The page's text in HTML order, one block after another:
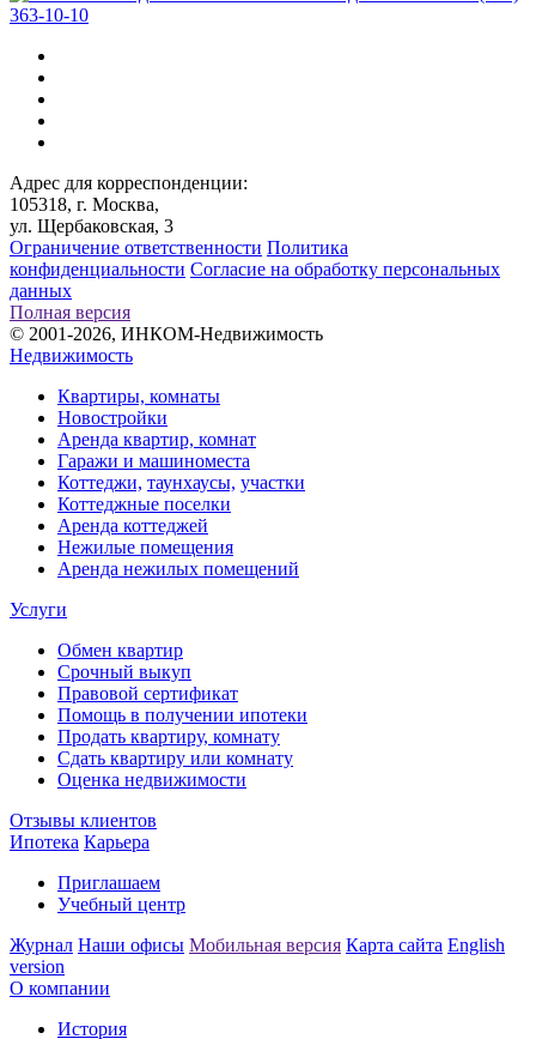
363-10-10
Адрес для корреспонденции:
105318, г. Москва,
ул. Щербаковская, 3
Ограничение ответственности Политика
конфиденциальности Согласие на обработку персональных
данных
Полная версия
© 2001-2026, ИНКОМ-Недвижимость
Недвижимость
Квартиры, комнаты
Новостройки
Аренда квартир, комнат
Гаражи и машиноместа
Коттеджи, таунхаусы, участки
Коттеджные поселки
Аренда коттеджей
Нежилые помещения
Аренда нежилых помещений
Услуги
Обмен квартир
Срочный выкуп
Правовой сертификат
Помощь в получении ипотеки
Продать квартиру, комнату
Сдать квартиру или комнату
Оценка недвижимости
Отзывы клиентов
Ипотека Карьера
Приглашаем
Учебный центр
Журнал Наши офисы Мобильная версия Карта сайта English
version
О компании
История